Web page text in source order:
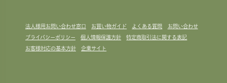
法人様用お問い合わせ窓口 お買い物ガイド よくある質問 お問い合わせ
プライバシーポリシー 個人情報保護方針 特定商取引法に関する表記
お客様対応の基本方針 企業サイト